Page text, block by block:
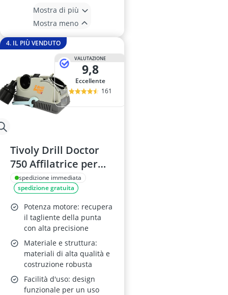
Mostra di più
Mostra meno
4. IL PIÙ VENDUTO
VALUTAZIONE
9,8
Eccellente
161
Tivoly Drill Doctor
750 Affilatrice per
punte 2,5–19 mm,
118°/135°
spedizione immediata
spedizione gratuita
Potenza motore: recupera
il tagliente della punta
con alta precisione
Materiale e struttura:
materiali di alta qualità e
costruzione robusta
Facilità d'uso: design
funzionale per un uso